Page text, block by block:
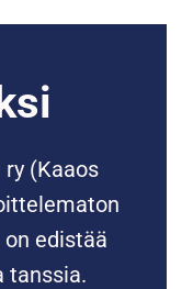
(Kaaos
edistää
tanssia.